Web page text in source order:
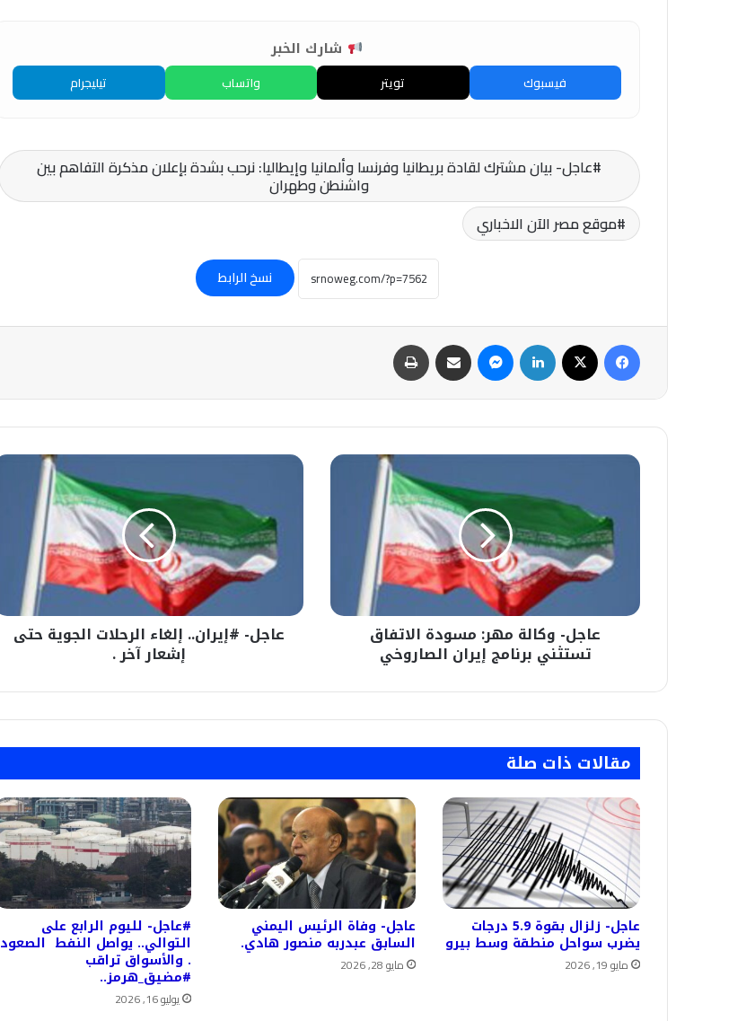
شارك الخبر
فيسبوك تويتر واتساب تيليجرام
عاجل- بيان مشترك لقادة بريطانيا وفرنسا وألمانيا وإيطاليا: نرحب بشدة بإعلان مذكرة التفاهم بين
واشنطن وطهران
موقع مصر الآن الاخباري
نسخ الرابط
فيسبوك لينكدإن ماسنجر مشاركة عبر البريد
عاجل-
مسودة
الاتفاق
تستثني
الصاروخي
عاجل- وكالة مهر: مسودة الاتفاق
تستثني برنامج إيران الصاروخي
عاجل-
الرحلات
الجوية
.
عاجل- #إيران.. إلغاء الرحلات الجوية حتى
إشعار آخر .
مقالات ذات صلة
عاجل- زلزال بقوة 5.9 درجات
يضرب سواحل منطقة وسط بيرو
مايو 19, 2026
عاجل- وفاة الرئيس اليمني
السابق عبدربه منصور هادي.
مايو 28, 2026
#عاجل- لليوم الرابع على
التوالي.. يواصل النفط الصعود
. والأسواق تراقب
#مضيق_هرمز..
يوليو 16, 2026